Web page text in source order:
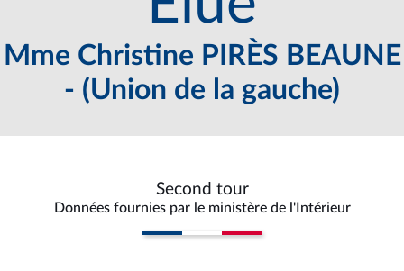
Mme Christine PIRÈS BEAUNE
- (Union de la gauche)
Second tour
Données fournies par le ministère de l'Intérieur